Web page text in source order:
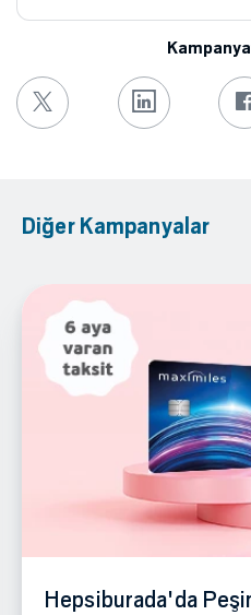
Diğer Kampanyalar
Hepsiburada'da